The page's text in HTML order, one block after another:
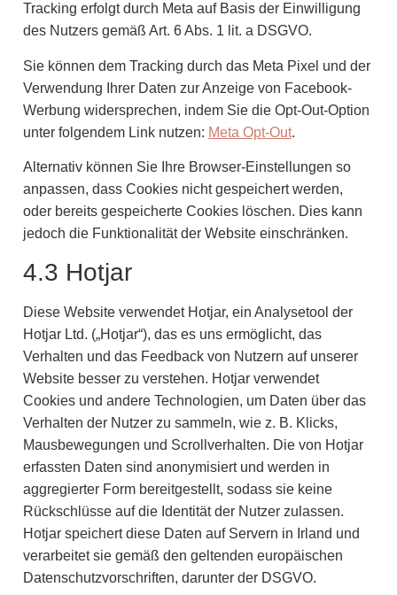
Tracking erfolgt durch Meta auf Basis der Einwilligung
des Nutzers gemäß Art. 6 Abs. 1 lit. a DSGVO.
Sie können dem Tracking durch das Meta Pixel und der
Verwendung Ihrer Daten zur Anzeige von Facebook-
Werbung widersprechen, indem Sie die Opt-Out-Option
unter folgendem Link nutzen: Meta Opt-Out.
Alternativ können Sie Ihre Browser-Einstellungen so
anpassen, dass Cookies nicht gespeichert werden,
oder bereits gespeicherte Cookies löschen. Dies kann
jedoch die Funktionalität der Website einschränken.
4.3 Hotjar
Diese Website verwendet Hotjar, ein Analysetool der
Hotjar Ltd. („Hotjar“), das es uns ermöglicht, das
Verhalten und das Feedback von Nutzern auf unserer
Website besser zu verstehen. Hotjar verwendet
Cookies und andere Technologien, um Daten über das
Verhalten der Nutzer zu sammeln, wie z. B. Klicks,
Mausbewegungen und Scrollverhalten. Die von Hotjar
erfassten Daten sind anonymisiert und werden in
aggregierter Form bereitgestellt, sodass sie keine
Rückschlüsse auf die Identität der Nutzer zulassen.
Hotjar speichert diese Daten auf Servern in Irland und
verarbeitet sie gemäß den geltenden europäischen
Datenschutzvorschriften, darunter der DSGVO.